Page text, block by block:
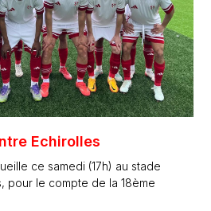
Echirolles
ce samedi (17h) au stade
pour le compte de la 18ème